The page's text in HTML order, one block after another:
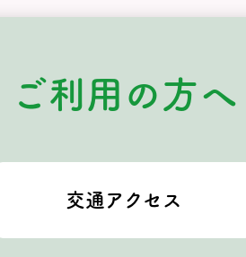
ご利用の方へ
交通アクセス